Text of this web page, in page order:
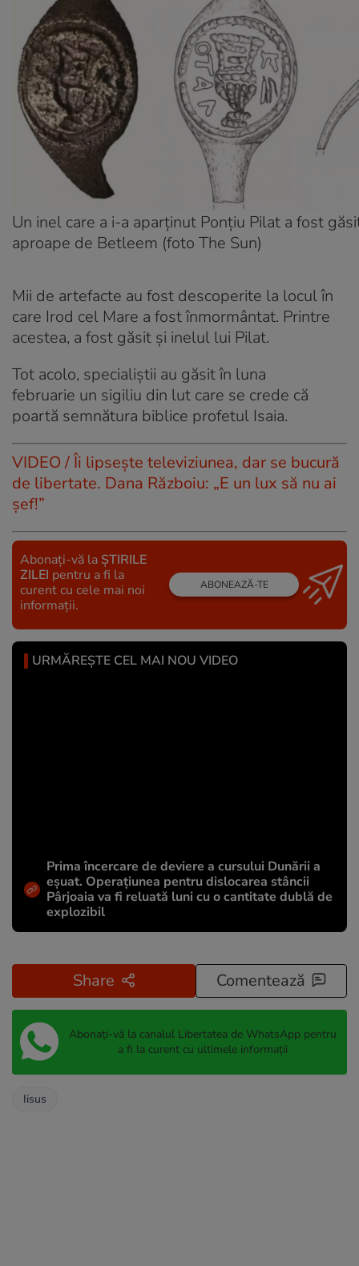
Un inel care a i-a aparținut Ponţiu Pilat a fost
aproape de Betleem (foto The Sun)
Mii de artefacte au fost descoperite la locul în
care Irod cel Mare a fost înmormântat. Printre
acestea, a fost găsit și inelul lui Pilat.
Tot acolo, specialiștii au găsit în luna
februarie un sigiliu din lut care se crede că
poartă semnătura biblice profetul Isaia.
VIDEO / Îi lipsește televiziunea, dar se bucură
de libertate. Dana Războiu: „E un lux să nu ai
șef!”
Abonați-vă la ȘTIRILE
ZILEI pentru a fi la
curent cu cele mai noi
informații.
ABONEAZĂ-TE
URMĂREȘTE CEL MAI NOU VIDEO
Prima încercare de deviere a cursului Dunării a
eșuat. Operațiunea pentru dislocarea stâncii
Pârjoaia va fi reluată luni cu o cantitate dublă de
explozibil
Share Comentează
Abonați-vă la canalul Libertatea de WhatsApp pentru
a fi la curent cu ultimele informații
Iisus